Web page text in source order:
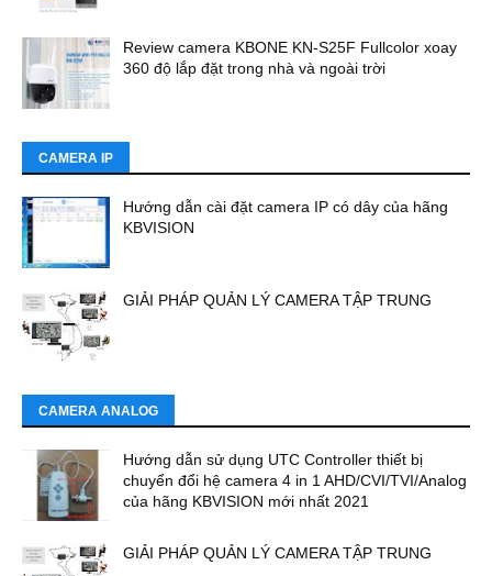
Review camera KBONE KN-S25F Fullcolor xoay
360 độ lắp đặt trong nhà và ngoài trời
CAMERA IP
Hướng dẫn cài đặt camera IP có dây của hãng
KBVISION
GIẢI PHÁP QUẢN LÝ CAMERA TẬP TRUNG
CAMERA ANALOG
Hướng dẫn sử dụng UTC Controller thiết bị
chuyển đổi hệ camera 4 in 1 AHD/CVI/TVI/Analog
của hãng KBVISION mới nhất 2021
GIẢI PHÁP QUẢN LÝ CAMERA TẬP TRUNG